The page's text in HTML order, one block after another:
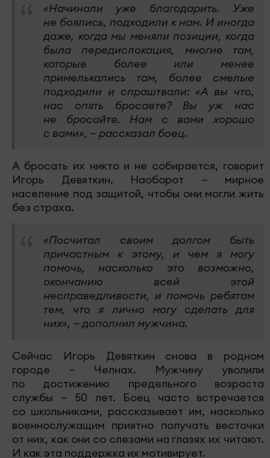
«Начинали уже благодарить. Уже
не боялись, подходили к нам. И иногда
даже, когда мы меняли позиции, когда
была передислокация, многие там,
которые более или менее
примелькались там, более смелые
подходили и спраштвали: «А вы что,
нас опять бросаете? Вы уж нас
не бросайте. Нам с вами хорошо
с вами», — рассказал боец.
А бросать их никто и не собирается, говорит
Игорь Девяткин. Наоборот — мирное
население под защитой, чтобы они могли жить
без страха.
«Посчитал своим долгом быть
причастным к этому, и чем я могу
помочь, насколько это возможно,
окончанию всей этой
несправедливости, и помочь ребятам
тем, что я лично могу сделать для
них», — дополнил мужчина.
Сейчас Игорь Девяткин снова в родном
городе — Челнах. Мужчину уволили
по достижению предельного возраста
службы — 50 лет. Боец часто встречается
со школьниками, рассказывает им, насколько
военнослужащим приятно получать весточки
от них, как они со слезами на глазях их читают.
И как эта поддержка их мотивирует.